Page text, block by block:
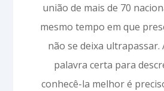
união de mais de 70
mesmo tempo em que
não se deixa ultrapassar.
palavra certa para
conhecê-la melhor é